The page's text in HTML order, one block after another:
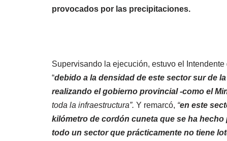
provocados por las precipitaciones.
Supervisando la ejecución, estuvo el
“debido a la densidad de este sector sur de
realizando el gobierno provincial -como el
toda la infraestructura”. Y remarcó, “en este
kilómetro de cordón cuneta que se ha
todo un sector que prácticamente no tiene